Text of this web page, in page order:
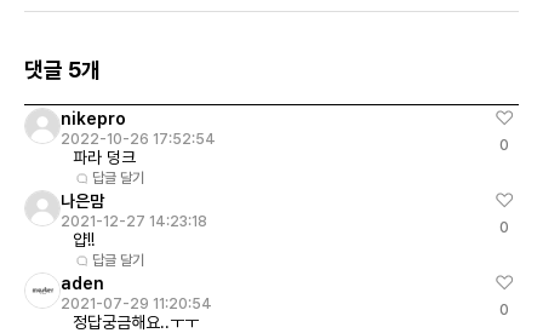
댓글 5개
nikepro
2022-10-26 17:52:54
파라 덩크
답글 달기
0
나은맘
2021-12-27 14:23:18
얍!!
답글 달기
0
aden
2021-07-29 11:20:54
정답궁금해요..ㅜㅜ
0